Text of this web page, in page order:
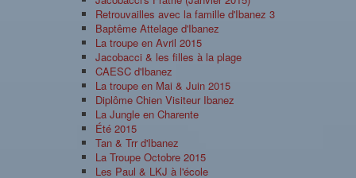
Retrouvailles avec la famille d'Ibanez 3
Baptême Attelage d'Ibanez
La troupe en Avril 2015
Jacobacci & les filles à la plage
CAESC d'Ibanez
La troupe en Mai & Juin 2015
Diplôme Chien Visiteur Ibanez
La Jungle en Charente
Été 2015
Tan & Trr d'Ibanez
La Troupe Octobre 2015
Les Paul & LKJ à l'école